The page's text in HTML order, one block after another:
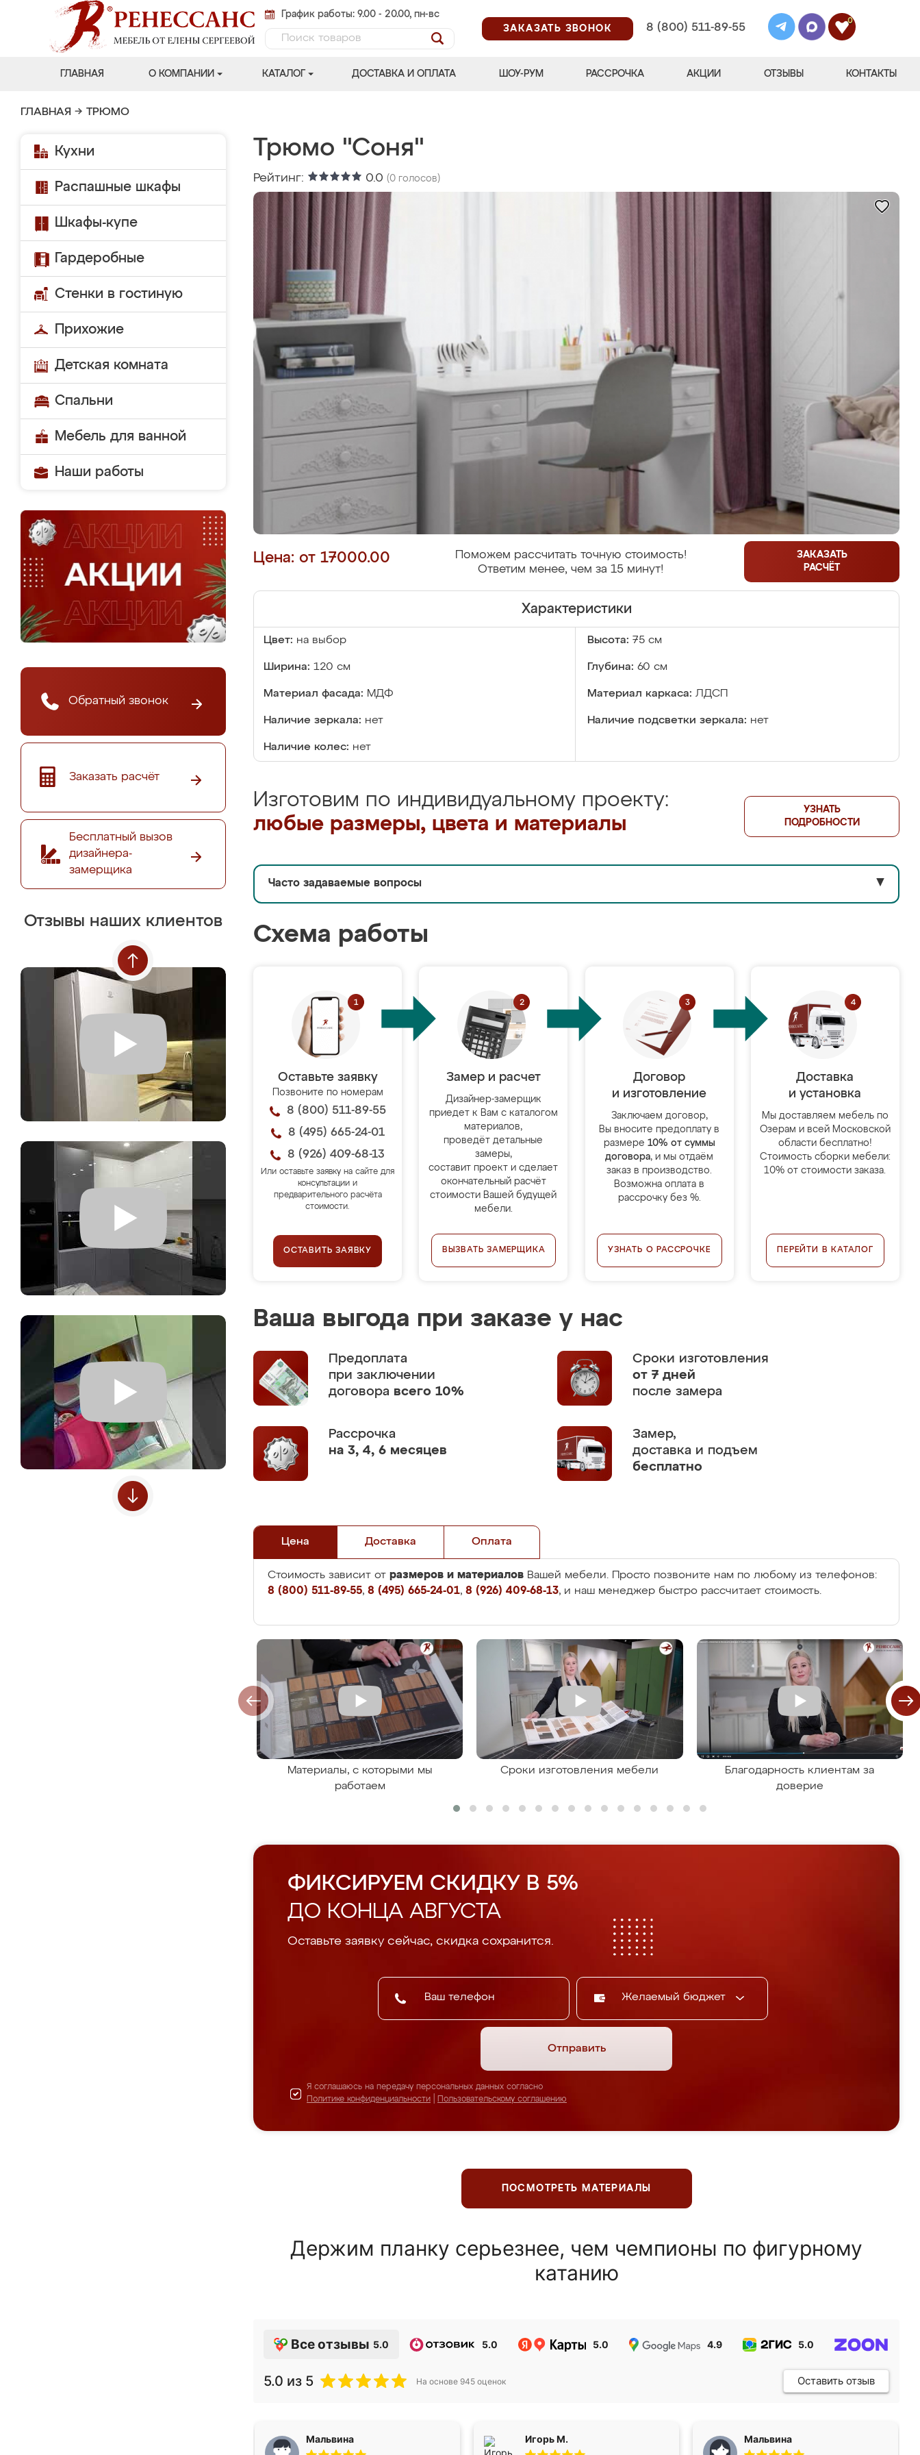
График работы: 9.00 - 20.00, пн-вс
ЗАКАЗАТЬ ЗВОНОК
8 (800) 511-89-55
0
ГЛАВНАЯ О КОМПАНИИ КАТАЛОГ ДОСТАВКА И ОПЛАТА ШОУ-РУМ РАССРОЧКА АКЦИИ ОТЗЫВЫ КОНТАКТЫ
ГЛАВНАЯ → ТРЮМО
Кухни
Распашные шкафы
Шкафы-купе
Гардеробные
Стенки в гостиную
Прихожие
Детская комната
Спальни
Мебель для ванной
Наши работы
Обратный звонок
Заказать расчёт
Бесплатный вызов
дизайнера-
замерщика
Отзывы наших клиентов
Трюмо "Соня"
Рейтинг: 0.0 (0 голосов)
Цена: от 17000.00
Поможем рассчитать точную стоимость!
Ответим менее, чем за 15 минут!
ЗАКАЗАТЬ
РАСЧЁТ
Характеристики
Цвет: на выбор Высота: 75 см
Ширина: 120 см Глубина: 60 см
Материал фасада: МДФ Материал каркаса: ЛДСП
Наличие зеркала: нет Наличие подсветки зеркала: нет
Наличие колес: нет
Изготовим по индивидуальному проекту:
любые размеры, цвета и материалы
УЗНАТЬ
ПОДРОБНОСТИ
Часто задаваемые вопросы ▼
Схема работы
Оставьте заявку
Позвоните по номерам
8 (800) 511-89-55
8 (495) 665-24-01
8 (926) 409-68-13
Или оставьте заявку на сайте для
консультации и
предварительного расчёта
стоимости.
ОСТАВИТЬ ЗАЯВКУ
Замер и расчет
Дизайнер-замерщик
приедет к Вам с каталогом
материалов,
проведёт детальные
замеры,
составит проект и сделает
окончательный расчёт
стоимости Вашей будущей
мебели.
ВЫЗВАТЬ ЗАМЕРЩИКА
Договор
и изготовление
Заключаем договор,
Вы вносите предоплату в
размере 10% от суммы
договора, и мы отдаём
заказ в производство.
Возможна оплата в
рассрочку без %.
УЗНАТЬ О РАССРОЧКЕ
Доставка
и установка
Мы доставляем мебель по
Озерам и всей Московской
области бесплатно!
Стоимость сборки мебели:
10% от стоимости заказа.
ПЕРЕЙТИ В КАТАЛОГ
Ваша выгода при заказе у нас
Предоплата
при заключении
договора всего 10%
Сроки изготовления
от 7 дней
после замера
Рассрочка
на 3, 4, 6 месяцев
Замер,
доставка и подъем
бесплатно
Цена Доставка Оплата
Стоимость зависит от размеров и материалов Вашей мебели. Просто позвоните нам по любому из телефонов:
8 (800) 511-89-55, 8 (495) 665-24-01, 8 (926) 409-68-13, и наш менеджер быстро рассчитает стоимость.
Материалы, с которыми мы
работаем
Сроки изготовления мебели
Благодарность клиентам за
доверие
ФИКСИРУЕМ СКИДКУ В 5%
ДО КОНЦА АВГУСТА
Оставьте заявку сейчас, скидка сохранится.
Желаемый бюджет
Отправить
Я соглашаюсь на передачу персональных данных согласно
Политике конфиденциальности
Пользовательскому соглашению
ПОСМОТРЕТЬ МАТЕРИАЛЫ
Держим планку серьезнее, чем чемпионы по фигурному
катанию
Все отзывы 5.0 5.0 5.0 4.9 5.0
5.0 из 5 На основе 945 оценок Оставить отзыв
Мальвина Игорь М. Мальвина